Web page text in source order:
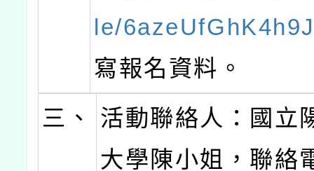
le/
寫報名資料。
三、
活動聯絡人：國立
大學陳小姐，聯絡